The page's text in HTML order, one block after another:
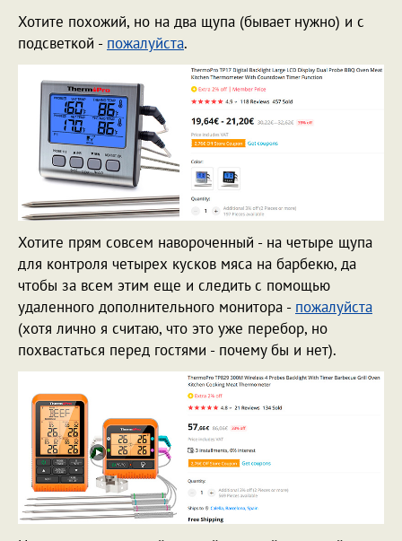
Хотите похожий, но на два щупа (бывает нужно) и с
подсветкой - пожалуйста.
Хотите прям совсем навороченный - на четыре щупа
для контроля четырех кусков мяса на барбекю, да
чтобы за всем этим еще и следить с помощью
удаленного дополнительного монитора - пожалуйста
(хотя лично я считаю, что это уже перебор, но
похвастаться перед гостями - почему бы и нет).